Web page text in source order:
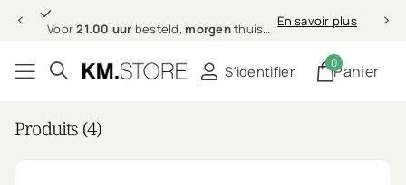
Professionele haarverzorging bij jou thuis En savoir plus
S'identifier Panier
0
Produits (4)